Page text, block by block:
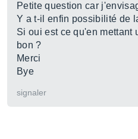
Petite question car
Y a t-il enfin possibilité de
Si oui est ce qu'en mettant
bon ?
Merci
Bye
signaler